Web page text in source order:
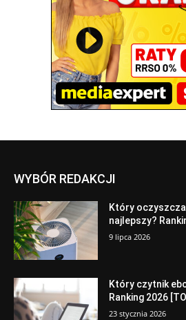
WYBÓR REDAKCJI
Który
najlepszy?
9 lipca 2026
Który czytnik
Ranking 2026
23 stycznia 2026